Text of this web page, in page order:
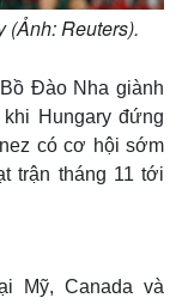
(Ảnh: Reuters).
Đào Nha giành
Hungary đứng
có cơ hội sớm
trận tháng 11 tới
Mỹ, Canada và